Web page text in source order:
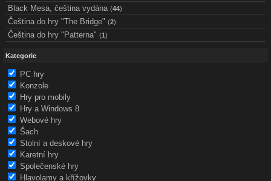
Black Mesa, čeština vydána (44)
Čeština do hry "The Bridge" (2)
Čeština do hry "Patterna" (1)
Kategorie
PC hry
Konzole
Hry pro mobily
Hry a Windows 8
Webové hry
Šach
Stolní a deskové hry
Karetní hry
Společenské hry
Hlavolamy a křížovky